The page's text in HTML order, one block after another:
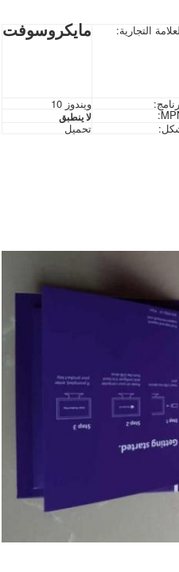
التجارية: مايكروسوفت
ويندوز 10
لا ينطبق
تحميل